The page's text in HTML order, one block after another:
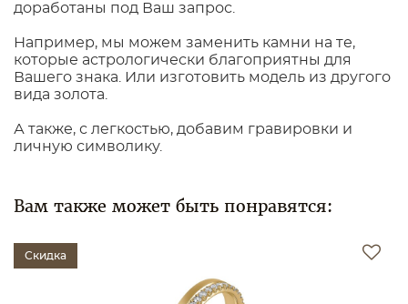
доработаны под Ваш запрос.
Например, мы можем заменить камни на те,
которые астрологически благоприятны для
Вашего знака. Или изготовить модель из другого
вида золота.
А также, с легкостью, добавим гравировки и
личную символику.
Вам также может быть понравятся:
Скидка